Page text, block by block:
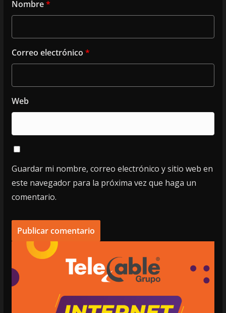
Nombre*
Correo electrónico *
Web
Guardar mi nombre, correo electrónico y sitio web en
este navegador para la próxima vez que haga un
comentario.